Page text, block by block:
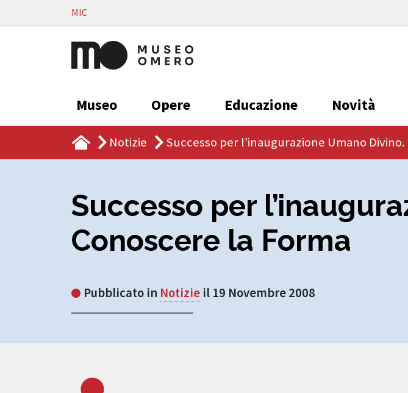
Vai al contenutoMIC
Museo Opere Educazione Novità
Notizie Successo per l’inaugurazione Umano
Successo per
Conoscere la Forma
Pubblicato in Notizie il 19 Novembre 2008